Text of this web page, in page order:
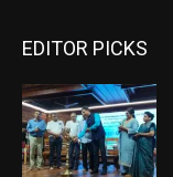
EDITOR PICKS